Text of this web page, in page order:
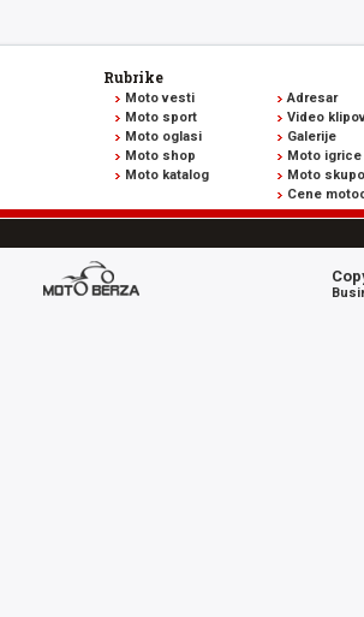
Rubrike
Moto vesti
Moto sport
Moto oglasi
Moto shop
Moto katalog
Adresar
Video
Galerije
Moto igrice
Moto
Cene